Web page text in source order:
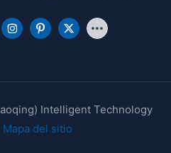
Intelligent Technology
Mapa del sitio